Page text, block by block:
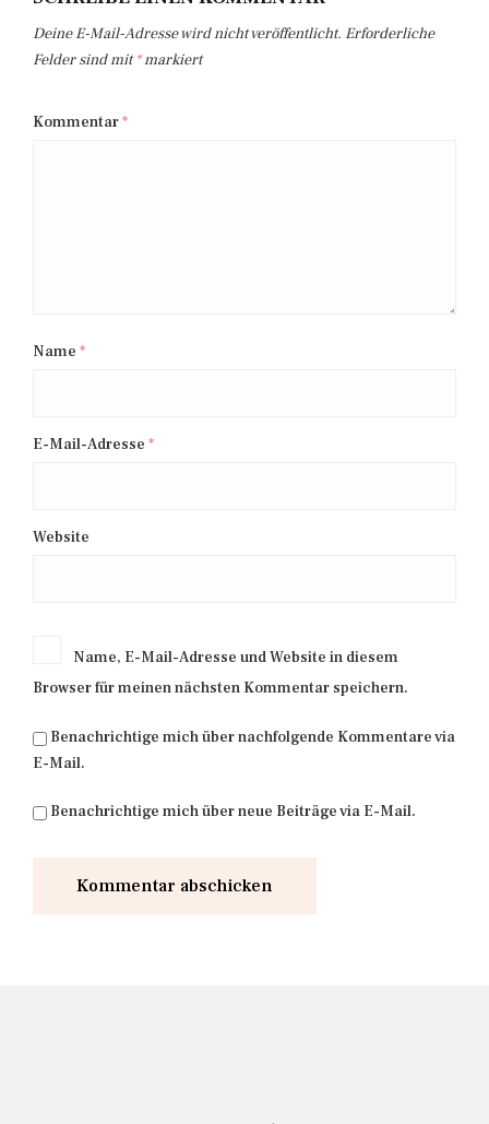
Deine E-Mail-Adresse wird nicht veröffentlicht. Erforderliche
Felder sind mit*markiert
Kommentar*
Name *
E-Mail-Adresse *
Website
Name, E-Mail-Adresse und Website in diesem
Browser für meinen nächsten Kommentar speichern.
Benachrichtige mich über nachfolgende Kommentare via
E-Mail.
Benachrichtige mich über neue Beiträge via E-Mail.